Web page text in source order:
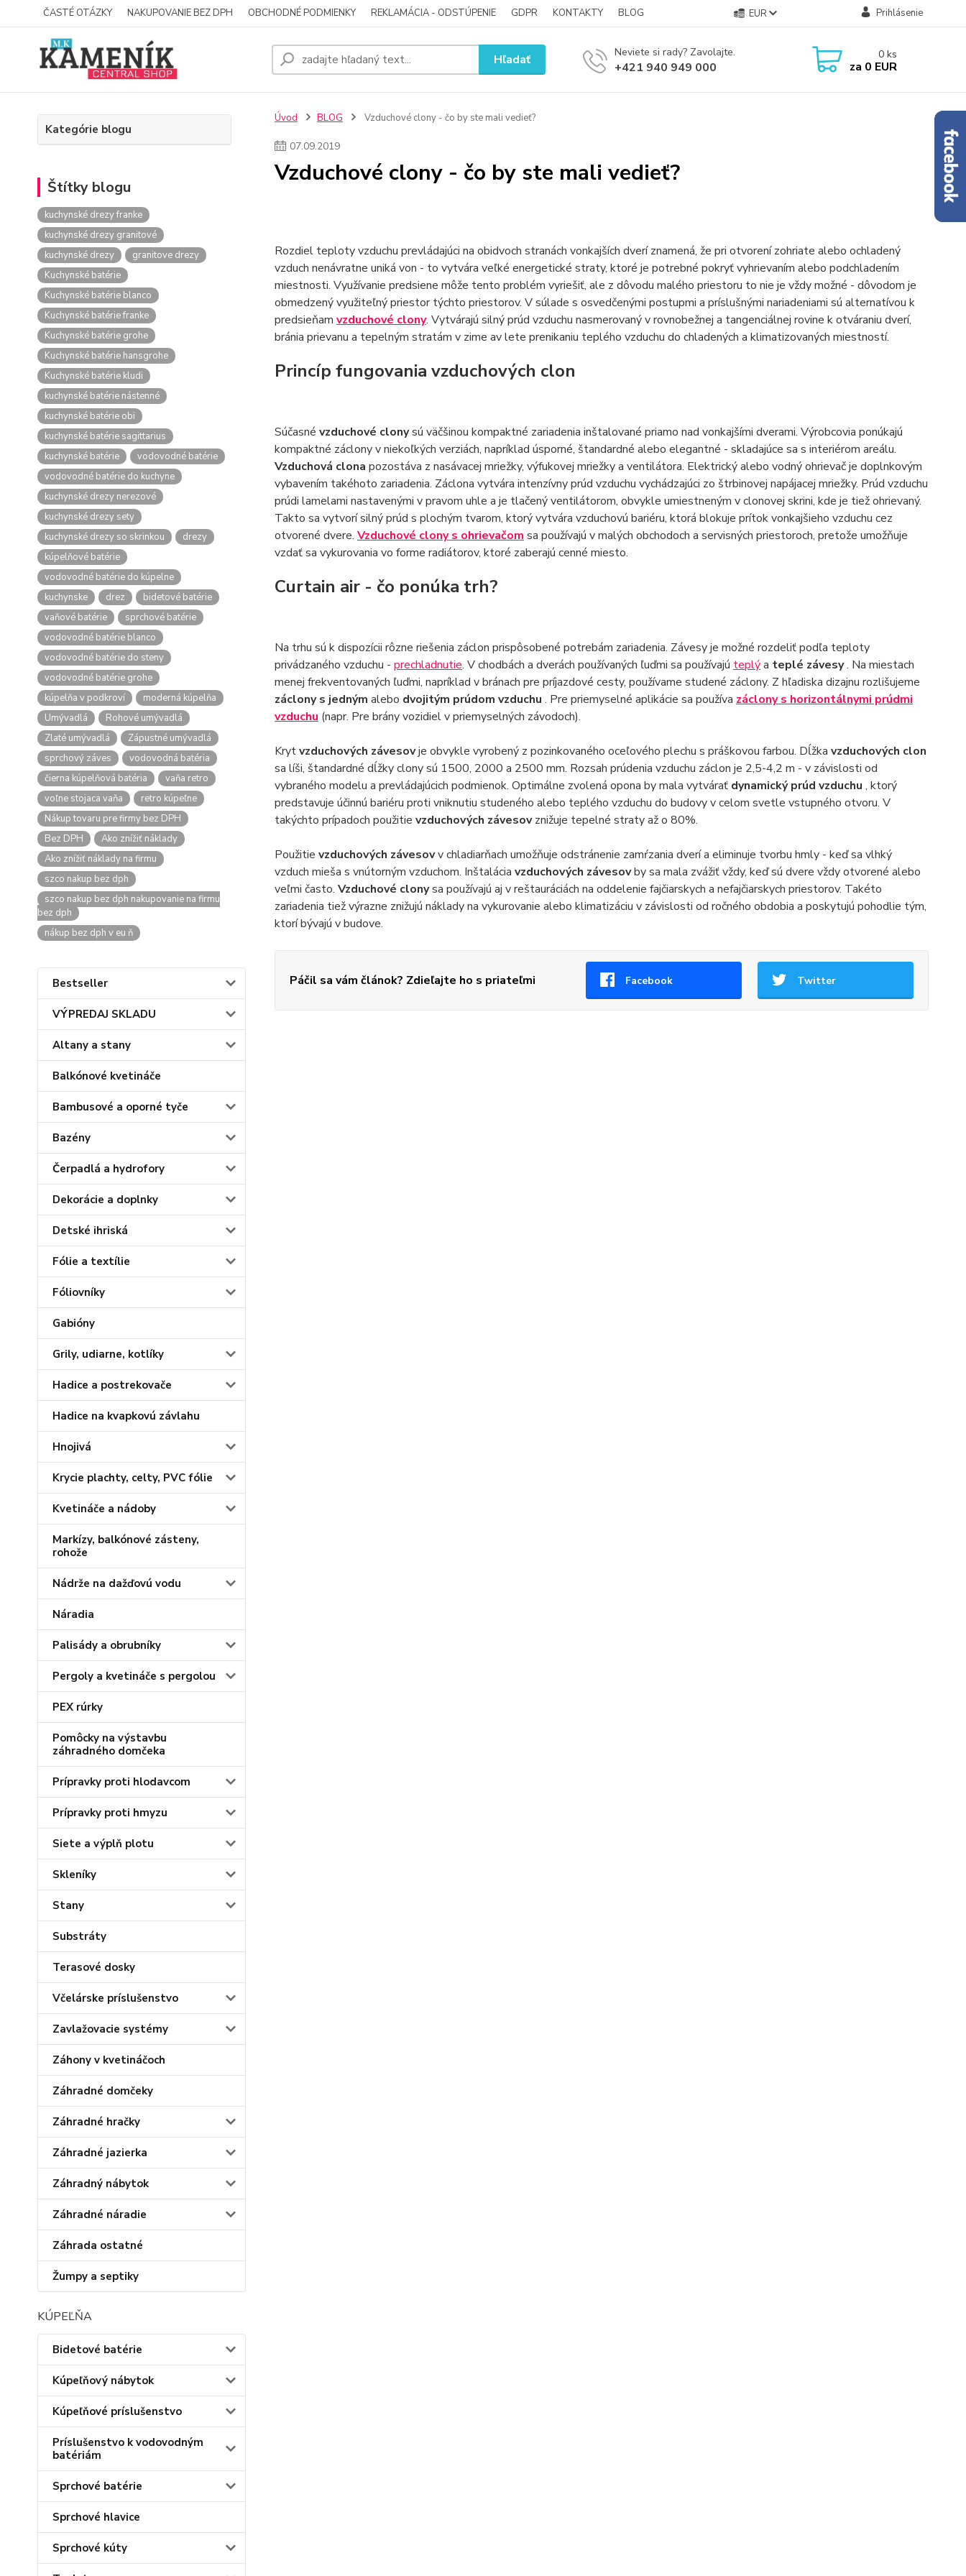
ČASTÉ OTÁZKY NAKUPOVANIE BEZ DPH OBCHODNÉ PODMIENKY REKLAMÁCIA - ODSTÚPENIE GDPR KONTAKTY BLOG EUR Prihlásenie
Hľadať Neviete si rady? Zavolajte.
+421 940 949 000
0 ks
za 0 EUR
Kategórie blogu
Štítky blogu
kuchynské drezy franke
kuchynské drezy granitové
kuchynské drezy
granitove drezy
Kuchynské batérie
Kuchynské batérie blanco
Kuchynské batérie franke
Kuchynské batérie grohe
Kuchynské batérie hansgrohe
Kuchynské batérie kludi
kuchynské batérie nástenné
kuchynské batérie obi
kuchynské batérie sagittarius
kuchynské batérie
vodovodné batérie
vodovodné batérie do kuchyne
kuchynské drezy nerezové
kuchynské drezy sety
kuchynské drezy so skrinkou
drezy
kúpelňové batérie
vodovodné batérie do kúpelne
kuchynske
drez
bidetové batérie
vaňové batérie
sprchové batérie
vodovodné batérie blanco
vodovodné batérie do steny
vodovodné batérie grohe
kúpelňa v podkroví
moderná kúpelňa
Umývadlá
Rohové umývadlá
Zlaté umývadlá
Zápustné umývadlá
sprchový záves
vodovodná batéria
čierna kúpelňová batéria
vaňa retro
voľne stojaca vaňa
retro kúpeľne
Nákup tovaru pre firmy bez DPH
Bez DPH
Ako znížiť náklady
Ako znížiť náklady na firmu
szco nakup bez dph
szco nakup bez dph nakupovanie na firmu
bez dph
nákup bez dph v eu ň
Bestseller
VÝPREDAJ SKLADU
Altany a stany
Balkónové kvetináče
Bambusové a oporné tyče
Bazény
Čerpadlá a hydrofory
Dekorácie a doplnky
Detské ihriská
Fólie a textílie
Fóliovníky
Gabióny
Grily, udiarne, kotlíky
Hadice a postrekovače
Hadice na kvapkovú závlahu
Hnojivá
Krycie plachty, celty, PVC fólie
Kvetináče a nádoby
Markízy, balkónové zásteny,
rohože
Nádrže na dažďovú vodu
Náradia
Palisády a obrubníky
Pergoly a kvetináče s pergolou
PEX rúrky
Pomôcky na výstavbu
záhradného domčeka
Prípravky proti hlodavcom
Prípravky proti hmyzu
Siete a výplň plotu
Skleníky
Stany
Substráty
Terasové dosky
Včelárske príslušenstvo
Zavlažovacie systémy
Záhony v kvetináčoch
Záhradné domčeky
Záhradné hračky
Záhradné jazierka
Záhradný nábytok
Záhradné náradie
Záhrada ostatné
Žumpy a septiky
KÚPEĽŇA
Bidetové batérie
Kúpeľňový nábytok
Kúpeľňové príslušenstvo
Príslušenstvo k vodovodným
batériám
Sprchové batérie
Sprchové hlavice
Sprchové kúty
Úvod BLOG Vzduchové clony - čo by ste mali vedieť?
07.09.2019
Vzduchové clony - čo by ste mali vedieť?
Rozdiel teploty vzduchu prevládajúci na obidvoch stranách vonkajších dverí znamená, že pri otvorení zohriate alebo ochladený
vzduch nenávratne uniká von - to vytvára veľké energetické straty, ktoré je potrebné pokryť vyhrievaním alebo podchladením
miestnosti. Využívanie predsiene môže tento problém vyriešiť, ale z dôvodu malého priestoru to nie je vždy možné - dôvodom je
obmedzený využiteľný priestor týchto priestorov. V súlade s osvedčenými postupmi a príslušnými nariadeniami sú alternatívou k
predsieňam vzduchové clony. Vytvárajú silný prúd vzduchu nasmerovaný v rovnobežnej a tangenciálnej rovine k otváraniu dverí,
bránia prievanu a tepelným stratám v zime av lete prenikaniu teplého vzduchu do chladených a klimatizovaných miestností.
Princíp fungovania vzduchových clon
Súčasné vzduchové clonysú väčšinou kompaktné zariadenia inštalované priamo nad vonkajšími dverami. Výrobcovia ponúkajú
kompaktné záclony v niekoľkých verziách, napríklad úsporné, štandardné alebo elegantné - skladajúce sa s interiérom areálu.
Vzduchová clona pozostáva z nasávacej mriežky, výfukovej mriežky a ventilátora. Elektrický alebo vodný ohrievač je doplnkovým
vybavením takéhoto zariadenia. Záclona vytvára intenzívny prúd vzduchu vychádzajúci zo štrbinovej napájacej mriežky. Prúd vzduchu
prúdi lamelami nastavenými v pravom uhle a je tlačený ventilátorom, obvykle umiestneným v clonovej skrini, kde je tiež ohrievaný.
Takto sa vytvorí silný prúd s plochým tvarom, ktorý vytvára vzduchovú bariéru, ktorá blokuje prítok vonkajšieho vzduchu cez
otvorené dvere. Vzduchové clony s ohrievačom sa používajú v malých obchodoch a servisných priestoroch, pretože umožňuje
vzdať sa vykurovania vo forme radiátorov, ktoré zaberajú cenné miesto.
Curtain air - čo ponúka trh?
Na trhu sú k dispozícii rôzne riešenia záclon prispôsobené potrebám zariadenia. Závesy je možné rozdeliť podľa teploty
privádzaného vzduchu - prechladnutie. V chodbách a dverách používaných ľuďmi sa používajú teplýa teplé závesy. Na miestach
menej frekventovaných ľuďmi, napríklad v bránach pre príjazdové cesty, používame studené záclony. Z hľadiska dizajnu rozlišujeme
záclony s jedným alebo dvojitým prúdom vzduchu . Pre priemyselné aplikácie sa používa záclony s horizontálnymi prúdmi
vzduchu (napr. Pre brány vozidiel v priemyselných závodoch).
Krytvzduchových závesovje obvykle vyrobený z pozinkovaného oceľového plechu s práškovou farbou. Dĺžka vzduchových clon
sa líši, štandardné dĺžky clony sú 1500, 2000 a 2500 mm. Rozsah prúdenia vzduchu záclon je 2,5-4,2 m - v závislosti od
vybraného modelu a prevládajúcich podmienok. Optimálne zvolená opona by mala vytvárať dynamický prúd vzduchu , ktorý
predstavuje účinnú bariéru proti vniknutiu studeného alebo teplého vzduchu do budovy v celom svetle vstupného otvoru. V
takýchto prípadoch použitie vzduchových závesovznižuje tepelné straty až o 80%.
Použitie vzduchových závesovv chladiarňach umožňuje odstránenie zamŕzania dverí a eliminuje tvorbu hmly - keď sa vlhký
vzduch mieša s vnútorným vzduchom. Inštalácia vzduchových závesovby sa mala zvážiť vždy, keď sú dvere vždy otvorené alebo
veľmi často. Vzduchové clonysa používajú aj v reštauráciách na oddelenie fajčiarskych a nefajčiarskych priestorov. Takéto
zariadenia tiež výrazne znižujú náklady na vykurovanie alebo klimatizáciu v závislosti od ročného obdobia a poskytujú pohodlie tým,
ktorí bývajú v budove.
Páčil sa vám článok? Zdieľajte ho s priateľmi Facebook Twitter